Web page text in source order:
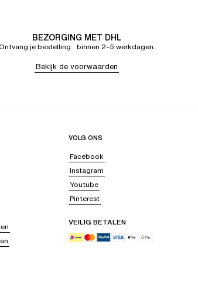
BEZORGING MET DHL
Ontvang je bestelling binnen 2–5 werkdagen.
Bekijk de voorwaarden
VOLG ONS
Facebook
Instagram
Youtube
Pinterest
VEILIG BETALEN